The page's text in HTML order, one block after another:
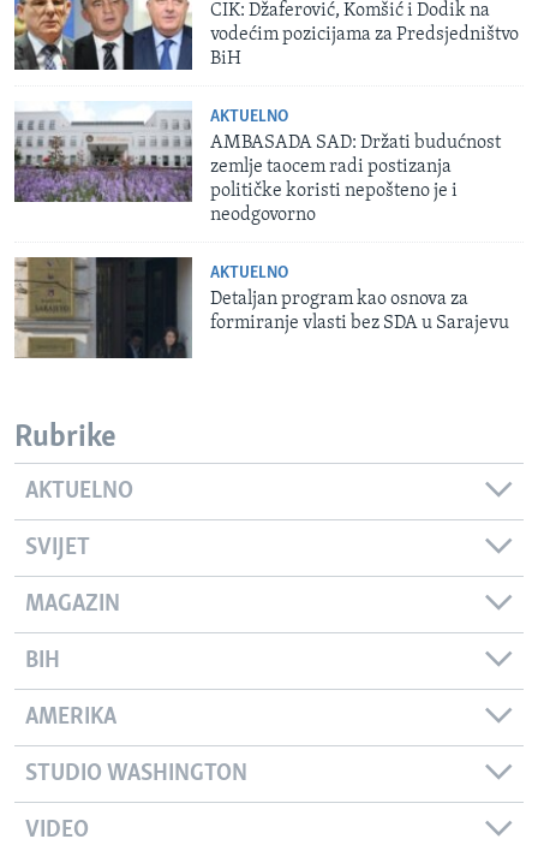
CIK: Džaferović, Komšić i Dodik na
vodećim pozicijama za Predsjedništvo
BiH
AKTUELNO
AMBASADA SAD: Držati budućnost
zemlje taocem radi postizanja
političke koristi nepošteno je i
neodgovorno
AKTUELNO
Detaljan program kao osnova za
formiranje vlasti bez SDA u Sarajevu
Rubrike
AKTUELNO
SVIJET
MAGAZIN
BIH
AMERIKA
STUDIO WASHINGTON
VIDEO